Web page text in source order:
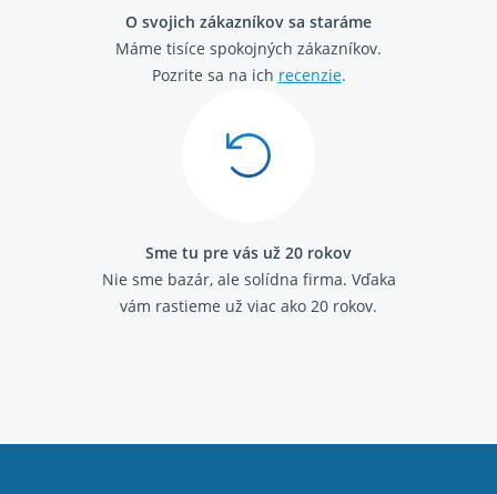
O svojich zákazníkov sa staráme
Máme tisíce spokojných zákazníkov.
Pozrite sa na ich recenzie.
Sme tu pre vás už 20 rokov
Nie sme bazár, ale solídna firma. Vďaka
vám rastieme už viac ako 20 rokov.